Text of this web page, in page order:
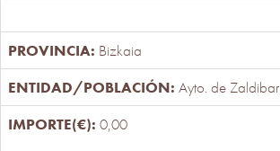
Bizkaia
Ayto. de Zaldibar
0,00